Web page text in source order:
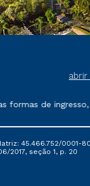
de
45.466.752/0001-80
2017, seção 1, p. 20